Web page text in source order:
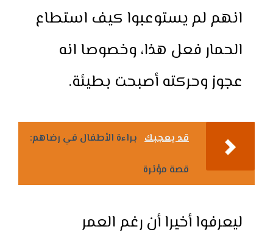
انهم لم يستوعبوا كيف استطاع
الحمار فعل هذا، وخصوصا انه
عجوز وحركته أصبحت بطيئة.
قد يعجبك براءة الأطفال في رضاهم:
قصة مؤثرة
ليعرفوا أخيرا أن رغم العمر